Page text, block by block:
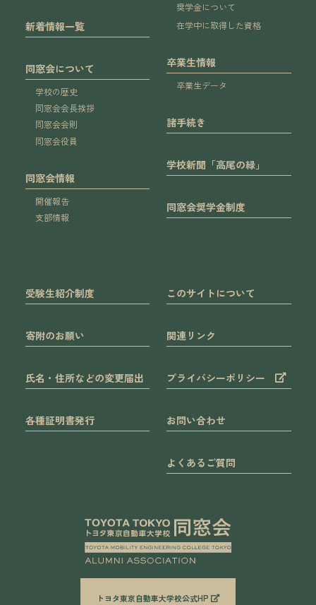
新着情報一覧
同窓会について
学校の歴史
同窓会会長挨拶
同窓会会則
同窓会役員
同窓会情報
開催報告
支部情報
奨学金について
在学中に取得した資格
卒業生情報
卒業生データ
諸手続き
学校新聞「高尾の緑」
同窓会奨学金制度
受験生紹介制度
寄附のお願い
氏名・住所などの変更届出
各種証明書発行
このサイトについて
関連リンク
プライバシーポリシー
お問い合わせ
よくあるご質問
トヨタ東京自動車大学校公式HP